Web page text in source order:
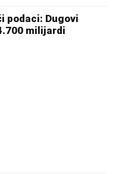
podaci: Dugovi
milijardi